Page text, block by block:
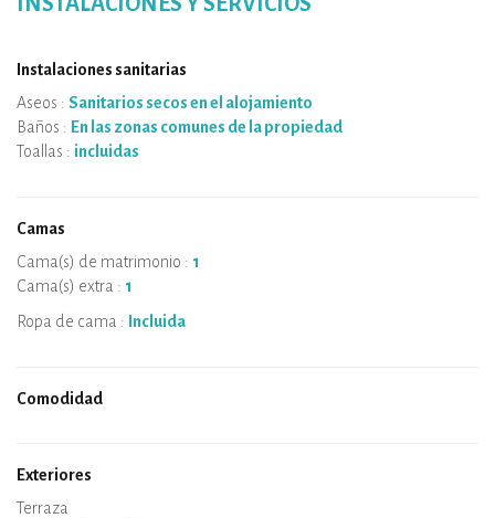
Instalaciones sanitarias
Aseos : Sanitarios secos en el alojamiento
Baños : En las zonas comunes de la propiedad
Toallas : incluidas
Camas
Cama(s) de matrimonio : 1
Cama(s) extra : 1
Ropa de cama :
Incluida
Comodidad
Exteriores
Terraza